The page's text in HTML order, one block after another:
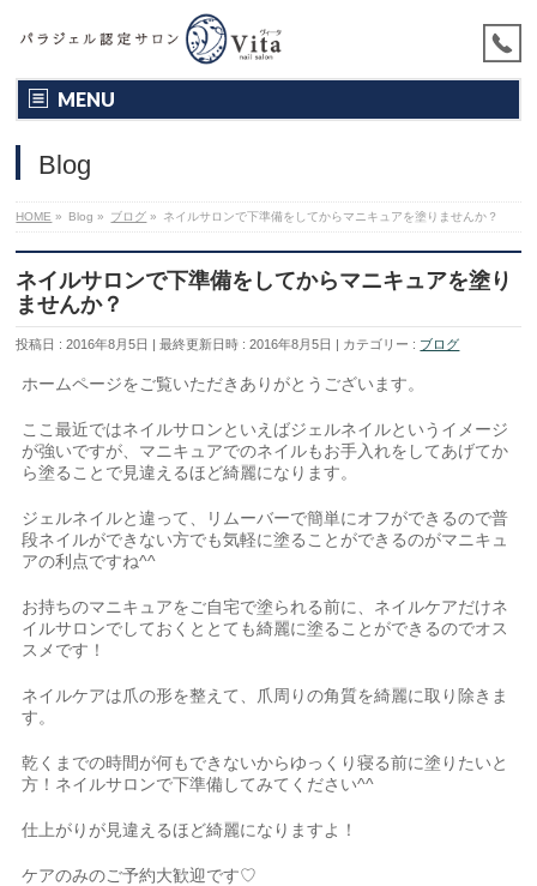
MENU
Blog
HOME » Blog » ブログ » ネイルサロンで下準備をしてからマニキュアを塗りませんか？
ネイルサロンで下準備をしてからマニキュアを塗り
ませんか？
投稿日 : 2016年8月5日 最終更新日時 : 2016年8月5日 カテゴリー : ブログ
ホームページをご覧いただきありがとうございます。
ここ最近ではネイルサロンといえばジェルネイルというイメージ
が強いですが、マニキュアでのネイルもお手入れをしてあげてか
ら塗ることで見違えるほど綺麗になります。
ジェルネイルと違って、リムーバーで簡単にオフができるので普
段ネイルができない方でも気軽に塗ることができるのがマニキュ
アの利点ですね^^
お持ちのマニキュアをご自宅で塗られる前に、ネイルケアだけネ
イルサロンでしておくととても綺麗に塗ることができるのでオス
スメです！
ネイルケアは爪の形を整えて、爪周りの角質を綺麗に取り除きま
す。
乾くまでの時間が何もできないからゆっくり寝る前に塗りたいと
方！ネイルサロンで下準備してみてください^^
仕上がりが見違えるほど綺麗になりますよ！
ケアのみのご予約大歓迎です♡